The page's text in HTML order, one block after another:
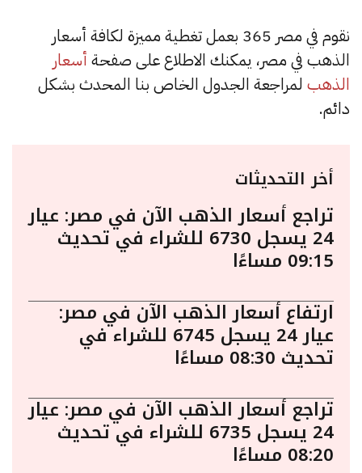
نقوم في مصر 365 بعمل تغطية مميزة لكافة أسعار
الذهب في مصر، يمكنك الاطلاع على صفحة أسعار
الذهب لمراجعة الجدول الخاص بنا المحدث بشكل
دائم.
أخر التحديثات
تراجع أسعار الذهب الآن في مصر: عيار
24 يسجل 6730 للشراء في تحديث
09:15 مساءًا
ارتفاع أسعار الذهب الآن في مصر:
عيار 24 يسجل 6745 للشراء في
تحديث 08:30 مساءًا
تراجع أسعار الذهب الآن في مصر: عيار
24 يسجل 6735 للشراء في تحديث
08:20 مساءًا